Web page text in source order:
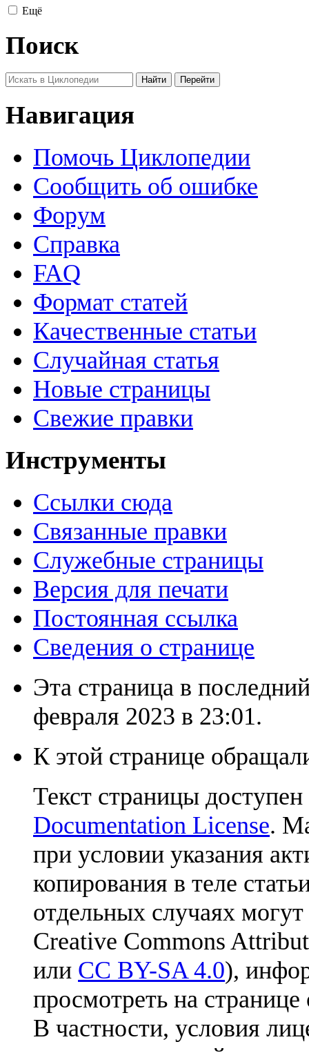
Ещё
Поиск
Навигация
Помочь Циклопедии
Сообщить об ошибке
Форум
Справка
FAQ
Формат статей
Качественные статьи
Случайная статья
Новые страницы
Свежие правки
Инструменты
Ссылки сюда
Связанные правки
Служебные страницы
Версия для печати
Постоянная ссылка
Сведения о странице
Эта страница в
февраля 2023 в 23:01.
К этой странице
Текст страницы
Documentation License.
при условии указания
копирования в теле
отдельных случаях
Creative Commons
или CC BY-SA 4.0),
просмотреть на
В частности, условия